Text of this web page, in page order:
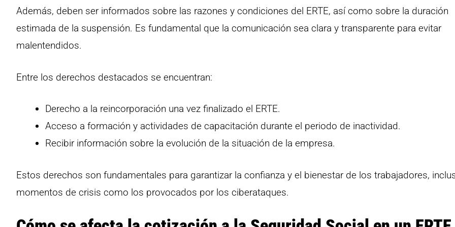
Además, deben ser informados sobre las razones y condiciones del ERTE, así como sobre la duración
estimada de la suspensión. Es fundamental que la comunicación sea clara y transparente para evitar
malentendidos.
Entre los derechos destacados se encuentran:
Derecho a la reincorporación una vez finalizado el ERTE.
Acceso a formación y actividades de capacitación durante el periodo de inactividad.
Recibir información sobre la evolución de la situación de la empresa.
Estos derechos son fundamentales para garantizar la confianza y el bienestar de los trabajadores,
momentos de crisis como los provocados por los ciberataques.